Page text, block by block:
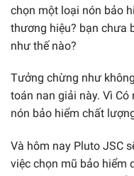
chọn một loại nón bảo
thương hiệu? bạn chưa
như thế nào?
Tưởng chừng như
toán nan giải này. Vì
nón bảo hiểm chất
Và hôm nay Pluto JSC
việc chọn mũ bảo hiểm